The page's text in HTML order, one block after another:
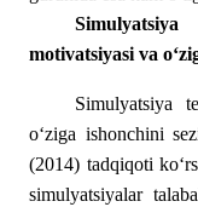
motivatsiyasi va
Simulyatsiya
o‘ziga ishonchini
(2014) tadqiqoti
simulyatsiyalar